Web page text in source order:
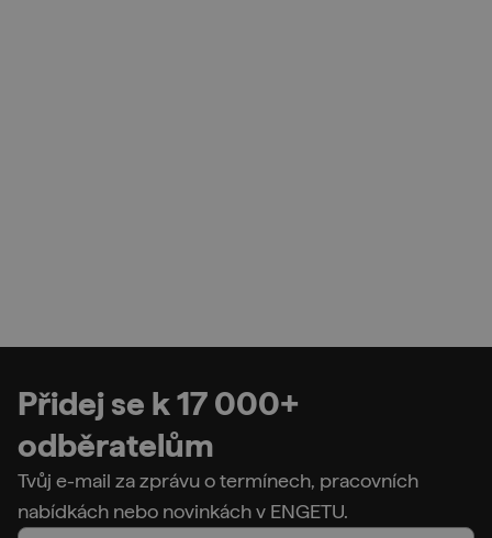
Přidej se k 17 000+
odběratelům
Tvůj e-mail za zprávu o termínech, pracovních
nabídkách nebo novinkách v ENGETU.